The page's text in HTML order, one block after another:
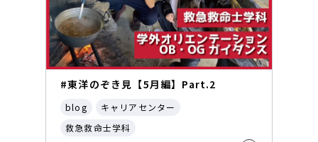
#東洋のぞき見【5月編】Part.2
blog
キャリアセンター
救急救命士学科